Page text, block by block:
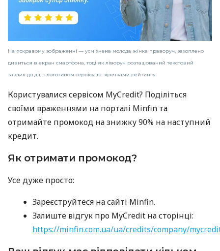
На яскравому зображенні — усміхнена молода жінка праворуч, захоплено
дивиться в екран смартфона, тоді як ліворуч розташований текстовий
заклик до дії, з логотипом сервісу та зірочками рейтингу.
Користувалися сервісом MyCredit? Поділіться
своїми враженнями на порталі Minfin та
отримайте промокод на знижку 90% на наступний
кредит.
Як отримати промокод?
Усе дуже просто:
Зареєструйтеся на сайті Minfin.
Залиште відгук про MyCredit на сторінці:
https://minfin.com.ua/ua/credits/company/